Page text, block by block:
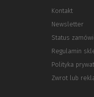
Kontakt
Newsletter
Status
Regulamin
Polityka
Zwrot lub